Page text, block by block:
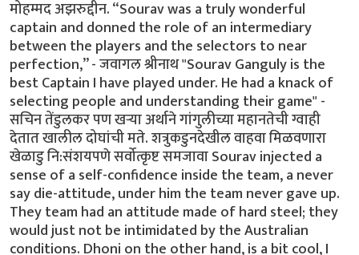
मोहम्मद अझरुद्दीन. “Sourav was a truly wonderful
captain and donned the role of an intermediary
between the players and the selectors to near
perfection,” - जवागल श्रीनाथ "Sourav Ganguly is the
best Captain I have played under. He had a knack of
selecting people and understanding their game" -
सचिन तेंडुलकर पण खर्‍या अर्थाने गांगुलीच्या महानतेची ग्वाही
देतात खालील दोघांची मते. शत्रुकडुनदेखील वाहवा मिळवणारा
खेळाडु नि:संशयपणे सर्वोत्कृष्ट समजावा Sourav injected a
sense of a self-confidence inside the team, a never
say die-attitude, under him the team never gave up.
They team had an attitude made of hard steel; they
would just not be intimidated by the Australian
conditions. Dhoni on the other hand, is a bit cool, I